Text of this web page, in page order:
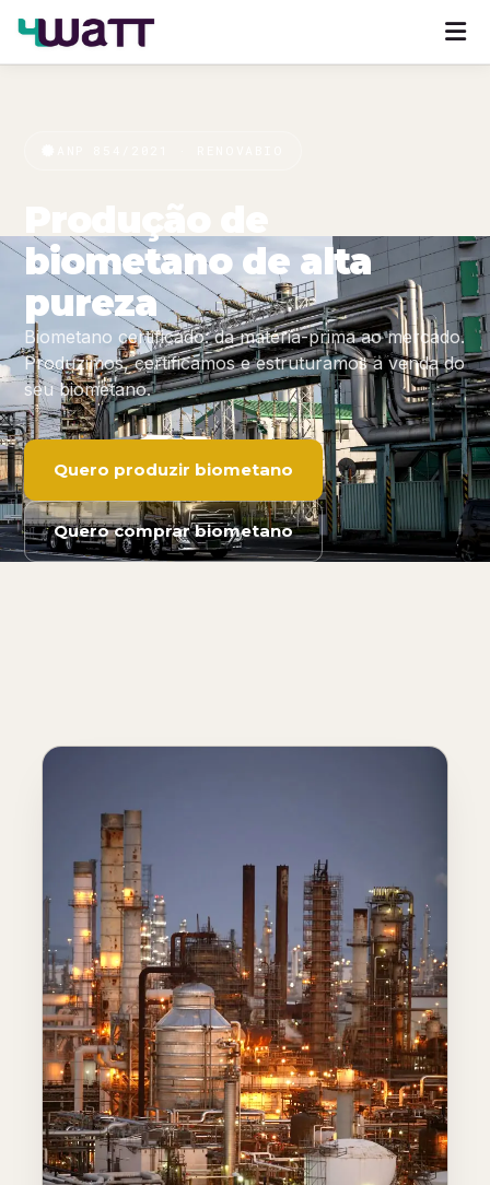
biometano de alta
pureza
Biometano certificado: da matéria-prima ao mercado.
Produzimos, certificamos e estruturamos a venda do
seu biometano.
Quero produzir biometano
Quero comprar biometano